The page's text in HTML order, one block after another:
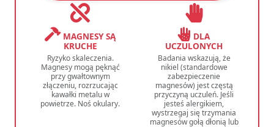
MAGNESY SĄ
KRUCHE
Ryzyko skaleczenia.
Magnesy mogą pęknąć
przy gwałtownym
złączeniu, rozrzucając
kawałki metalu w
powietrze. Noś okulary.
DLA
UCZULONYCH
Badania wskazują, że
nikiel (standardowe
zabezpieczenie
magnesów) jest częstą
przyczyną uczuleń. Jeśli
jesteś alergikiem,
wystrzegaj się trzymania
magnesów gołą dłonią lub